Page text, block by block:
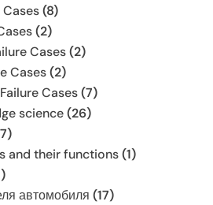
Cases(8)
(2)
Cases(2)
Cases(2)
Cases(7)
science(26)
and their functions(1)
автомобиля (17)